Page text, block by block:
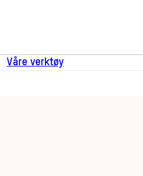
Våre verktøy